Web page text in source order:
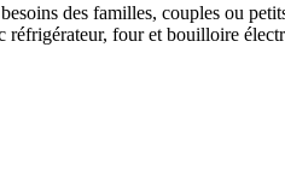
des familles, couples ou
réfrigérateur, four et bouilloire